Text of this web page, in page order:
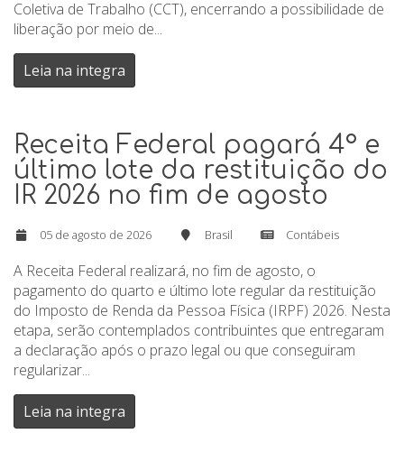
Coletiva de Trabalho (CCT), encerrando a possibilidade de
liberação por meio de...
Leia na integra
Receita Federal pagará 4º e
último lote da restituição do
IR 2026 no fim de agosto
05 de agosto de 2026 Brasil Contábeis
A Receita Federal realizará, no fim de agosto, o
pagamento do quarto e último lote regular da restituição
do Imposto de Renda da Pessoa Física (IRPF) 2026. Nesta
etapa, serão contemplados contribuintes que entregaram
a declaração após o prazo legal ou que conseguiram
regularizar...
Leia na integra